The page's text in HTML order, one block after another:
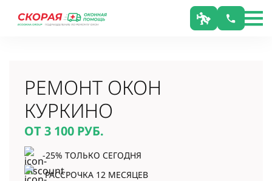
РЕМОНТ ОКОН
КУРКИНО
ОТ 3 100 РУБ.
-25% ТОЛЬКО СЕГОДНЯ
РАССРОЧКА 12 МЕСЯЦЕВ